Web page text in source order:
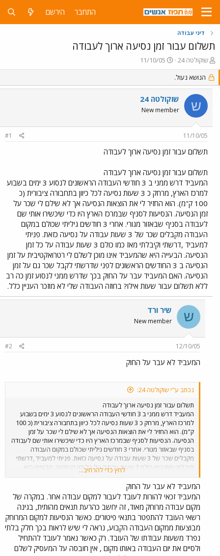
התחבר הירשם
דיני עבודה
תשלום עבור זמן נסיעה ארוך לעבודה
פ
ו
ת
ח
נ
שוקולטה 24
פ
ו
ס
ם
ב
ת
ך
11/10/05
הנושא נעול.
ש שוקולטה 24
New member
11/10/05
#1
תשלום עבור זמן נסיעה ארוך לעבודה
תשלום עבור זמן נסיעה ארוך לעבודה
המעביד דרש ממני ב 3 חודשי העבודה הראשונים לנסוע 3 ימים בשבוע
למרכז הארץ, מרחק כ 3 שעות נסיעה לכל כיוון בתחבורה ציבורית (כ
100 ק"מ). הוא החזיר לי את הוצאות הנסיעה אך לא שילם לי שכר על
זמן הנסיעה. הנסיעות לסניף שבמרכז הארץ היו כדי שיכשירו אותי שם
לעבודה בסניף שבאזור מגורי. אחרי 3 חודשים גיליתי שכולם במקום
העבודה מקבלים שכר של 3 שעות עבודה על נסיעה כזאת. פניתי
למעביד ,דרשתי וקיבלתי מאז כמו כולם 3 שעות עבודה על כל זמן
הנסיעה. הבעייה היא שהמעביד אינו מוכן לשלם לי רטרואקטיבית על זמן
הנסיעה ב 3 החודשים הראשונים לפני שדרשתי לקבל שכר גם על זמן
הנסיעה. האם המעביד עבר על החוק בכך שדרש ממני לנסוע זמן כה רב
ללא תשלום עבור שעות אילו? בחוזה העבודה שלי לא מוזכר העניין כלל.
ש שיר ורד
New member
12/10/05
#2
המעביד לא עבר על החוק
נכתב ע"י שוקולטה 24:
תשלום עבור זמן נסיעה ארוך לעבודה
המעביד דרש ממני ב 3 חודשי העבודה הראשונים לנסוע 3 ימים בשבוע
למרכז הארץ, מרחק כ 3 שעות נסיעה לכל כיוון בתחבורה ציבורית (כ 100
ק"מ). הוא החזיר לי את הוצאות הנסיעה אך לא שילם לי שכר על זמן
הנסיעה. הנסיעות לסניף שבמרכז הארץ היו כדי שיכשירו אותי שם לעבודה
בסניף שבאזור מגורי. אחרי 3 חודשים גיליתי שכולם במקום העבודה
מקבלים שכר של 3 שעות עבודה על נסיעה כזאת. פניתי למעביד ,דרשתי
וקיבלתי מאז כמו כולם 3 שעות עבודה על כל זמן הנסיעה. הבעייה היא
הראשונים לפני שדרשתי לקבל שכר גם על זמן הנסיעה. האם המעביד
עבר על החוק בכך שדרש ממני לנסוע זמן כה רב ללא תשלום עבור שעות
אילו? בחוזה העבודה שלי לא מוזכר העניין כלל.
לחץ כדי להרחיב...
המעביד לא עבר על החוק
המעביד זכאי להורות לעובד לעבור למקום עבודה אחר. במקרה של
מקום עבודה מרוחק מאוד, זה יחשב כהרעת תנאים מהותית, בגינה
רשאי העובד להתפטר בתנאי פיטורים. כאשר הנסיעות למקום המרוחק
מבוצעות ממקום העבודה הקבוע, נראה לי שיש לראות בכך חלק בלתי
נפרד משעות עבודתו של העובד. רק כאשר נאמר לעובד להתחיל
ולסיים את יום העבודה באותו מקום , אין חובסה על המעסיק לשלם